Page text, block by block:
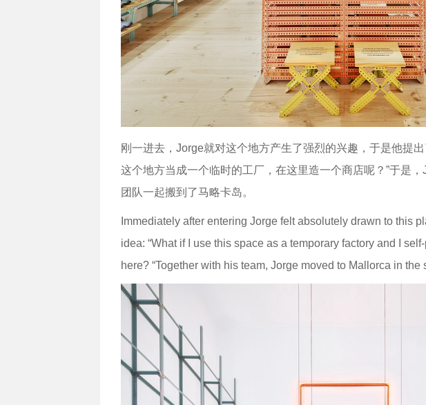
刚一进去，Jorge就对这个地方产生了强烈的兴趣，于是他提
这个地方当成一个临时的工厂，在这里造一个商店呢？”于是
团队一起搬到了马略卡岛。
Immediately after entering Jorge felt absolutely drawn to this
idea: “What if I use this space as a temporary factory and I
here? “Together with his team, Jorge moved to Mallorca in the